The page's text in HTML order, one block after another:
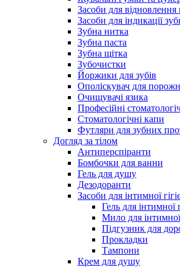
Засоби для
Засоби для індикації
Зубна нитка
Зубна паста
Зубна щітка
Зубочистки
Йоржики для зубів
Ополіскувач для
Очищувачі язика
Професійні
Стоматологічні капи
Футляри для зубних
Догляд за тілом
Антиперспіранти
Бомбочки для ванни
Гель для душу
Дезодоранти
Засоби для інтимної
Гель для інтимної
Мило для інтимної
Підгузник для
Прокладки
Тампони
Крем для душу